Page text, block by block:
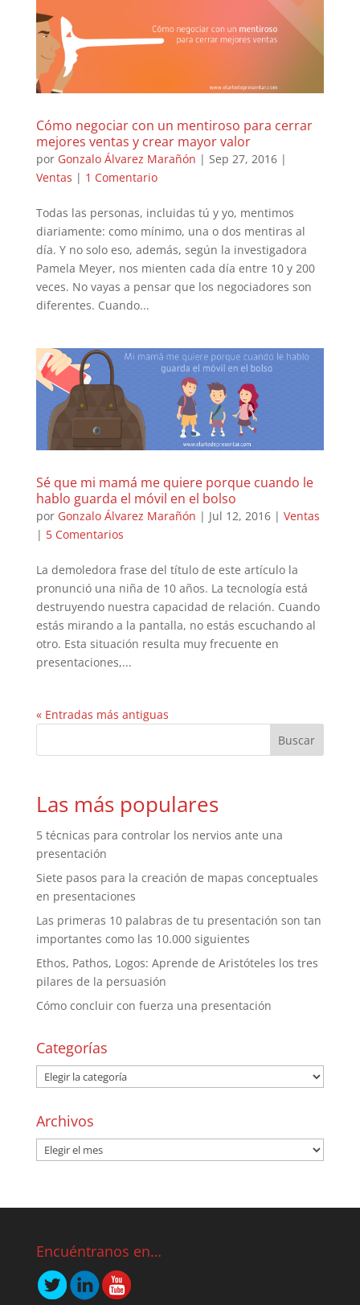
Cómo negociar con un mentiroso para cerrar
mejores ventas y crear mayor valor
por Gonzalo Álvarez Marañón | Sep 27, 2016|
Ventas | 1 Comentario
Todas las personas, incluidas tú y yo, mentimos
diariamente: como mínimo, una o dos mentiras al
día. Y no solo eso, además, según la investigadora
Pamela Meyer, nos mienten cada día entre 10 y 200
veces. No vayas a pensar que los negociadores son
diferentes. Cuando...
Sé que mi mamá me quiere porque cuando le
hablo guarda el móvil en el bolso
por Gonzalo Álvarez Marañón | Jul 12, 2016| Ventas
| 5 Comentarios
La demoledora frase del título de este artículo la
pronunció una niña de 10 años. La tecnología está
destruyendo nuestra capacidad de relación. Cuando
estás mirando a la pantalla, no estás escuchando al
otro. Esta situación resulta muy frecuente en
presentaciones,...
« Entradas más antiguas
Las más populares
5 técnicas para controlar los nervios ante una
presentación
Siete pasos para la creación de mapas conceptuales
en presentaciones
Las primeras 10 palabras de tu presentación son tan
importantes como las 10.000 siguientes
Ethos, Pathos, Logos: Aprende de Aristóteles los tres
pilares de la persuasión
Cómo concluir con fuerza una presentación
Categorías
Archivos
Encuéntranos en…